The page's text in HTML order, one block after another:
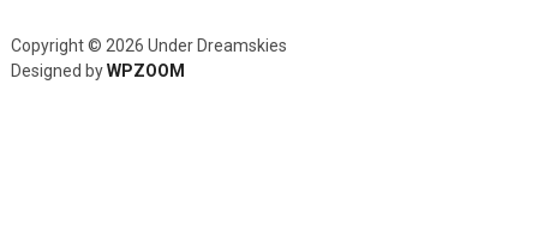
Copyright © 2026 Under Dreamskies
Designed byWPZOOM